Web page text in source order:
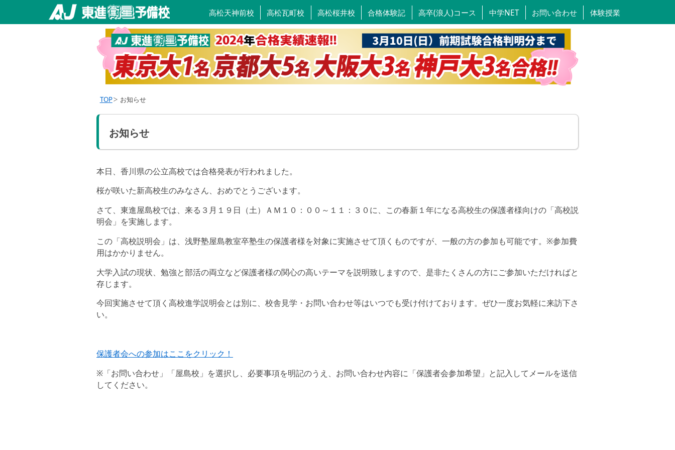
体験授業
お問い合わせ
中学NET
高卒(浪人)コース
合格体験記
高松桜井校
高松瓦町校
高松天神前校
TOP お知らせ
お知らせ
本日、香川県の公立高校では合格発表が行われました。
桜が咲いた新高校生のみなさん、おめでとうございます。
さて、東進屋島校では、来る３月１９日（土）ＡＭ１０：００～１１：３０に、この春新１年になる高校生の保護者様向けの「高校説
明会」を実施します。
この「高校説明会」は、浅野塾屋島教室卒塾生の保護者様を対象に実施させて頂くものですが、一般の方の参加も可能です。※参加費
用はかかりません。
大学入試の現状、勉強と部活の両立など保護者様の関心の高いテーマを説明致しますので、是非たくさんの方にご参加いただければと
存じます。
今回実施させて頂く高校進学説明会とは別に、校舎見学・お問い合わせ等はいつでも受け付けております。ぜひ一度お気軽に来訪下さ
い。
保護者会への参加はここをクリック！
※「お問い合わせ」「屋島校」を選択し、必要事項を明記のうえ、お問い合わせ内容に「保護者会参加希望」と記入してメールを送信
してください。